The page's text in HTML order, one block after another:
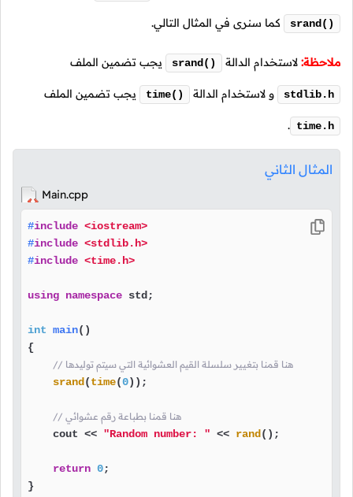
srand() كما سنرى في المثال التالي.
ملاحظة: لاستخدام الدالة srand() يجب تضمين الملف
stdlib.h و لاستخدام الدالة time() يجب تضمين الملف
time.h
.
المثال الثاني
Main.cpp
#include <iostream>
#include <stdlib.h>
#include <time.h>
using namespace std;
int main()
{
// هنا قمنا بتغيير سلسلة القيم العشوائية التي سيتم توليدها
srand (time(0));
// هنا قمنا بطباعة رقم عشوائي
    cout <<
"Random number: " << rand ();
return 0;
}